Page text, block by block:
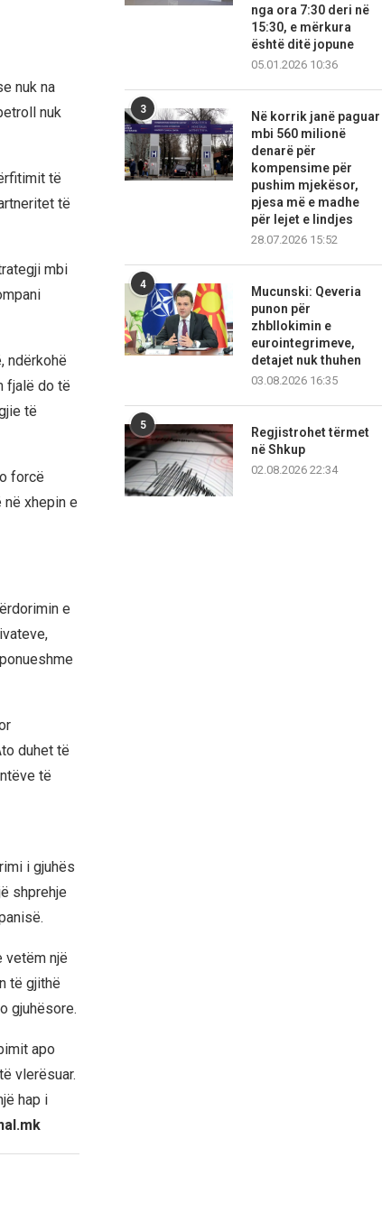
nuk na
nuk
të
të
mbi
ndërkohë
fjalë do të
të
forcë
xhepin e
e
duhet të
të
i gjuhës
shprehje
vetëm një
të gjithë
gjuhësore.
apo
vlerësuar.
hap i
nga ora 7:30 deri në
15:30, e mërkura
është ditë jopune
05.01.2026 10:36
3
Në korrik janë paguar
mbi 560 milionë
denarë për
kompensime për
pushim mjekësor,
pjesa më e madhe
për lejet e lindjes
28.07.2026 15:52
4
Mucunski: Qeveria
punon për
zhbllokimin e
eurointegrimeve,
detajet nuk thuhen
03.08.2026 16:35
5
Regjistrohet tërmet
në Shkup
02.08.2026 22:34